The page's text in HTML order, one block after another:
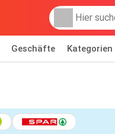
Geschäfte Kategorien